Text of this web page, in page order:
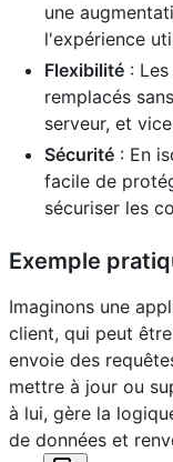
une
l'expérience
Flexibilité :
remplacés
serveur, et
Sécurité : En
facile de
sécuriser les
Exemple
Imaginons une
client, qui peut
envoie des
mettre à jour ou
à lui, gère la
de données et